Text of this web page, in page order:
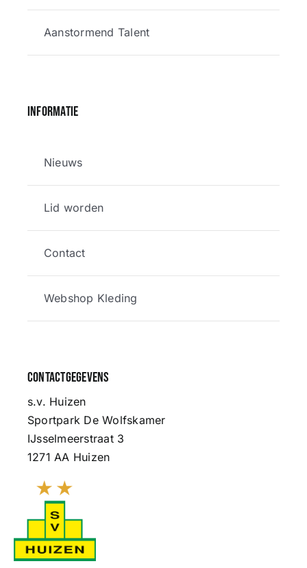
Aanstormend Talent
Informatie
Nieuws
Lid worden
Contact
Webshop Kleding
Contactgegevens
s.v. Huizen
Sportpark De Wolfskamer
IJsselmeerstraat 3
1271 AA Huizen